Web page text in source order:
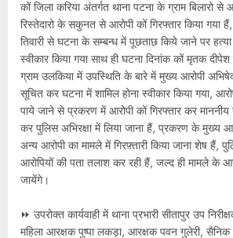
कों जिला करिया अंतर्गत थाना पटना के ग्राम बिलारो से
रिस्तेदारो के सकुनत से आरोपी कों गिरफ्तार किया गया हैं,
तिवारी से घटना के सम्बन्ध में पूछताछ किये जाने पर
स्वीकार किया गया साथ ही घटना दिनांक कों मृतक
ग्राम उलकिया में उपस्थिति के बारे में मुख्य आरोपी
सूचित कर घटना में शामिल होना स्वीकार किया गया,
पाये जाने से प्रकरण में आरोपी कों गिरफ्तार कर
कर पुलिस अभिरक्षा में लिया जाना हैं, प्रकरण के मुख्य
अन्य आरोपी का मामले में गिरफ़्तारी किया जाना शेष हैं,
आरोपियों की पता तलाश कर रही हैं, जल्द ही मामले के
जायेंगे।
⏩ उपरोक्त कार्यवाही में थाना प्रभारी सीतापुर उप
महिला आरक्षक पुष्पा लकड़ा, आरक्षक पवन गुलेरी,